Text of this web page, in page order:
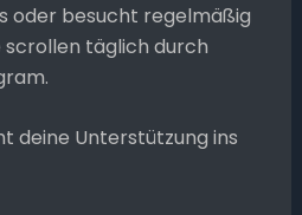
oder besucht regelmäßig
täglich durch
deine Unterstützung ins